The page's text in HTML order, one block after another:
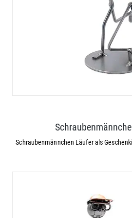
Schraubenmännchen Läufer als